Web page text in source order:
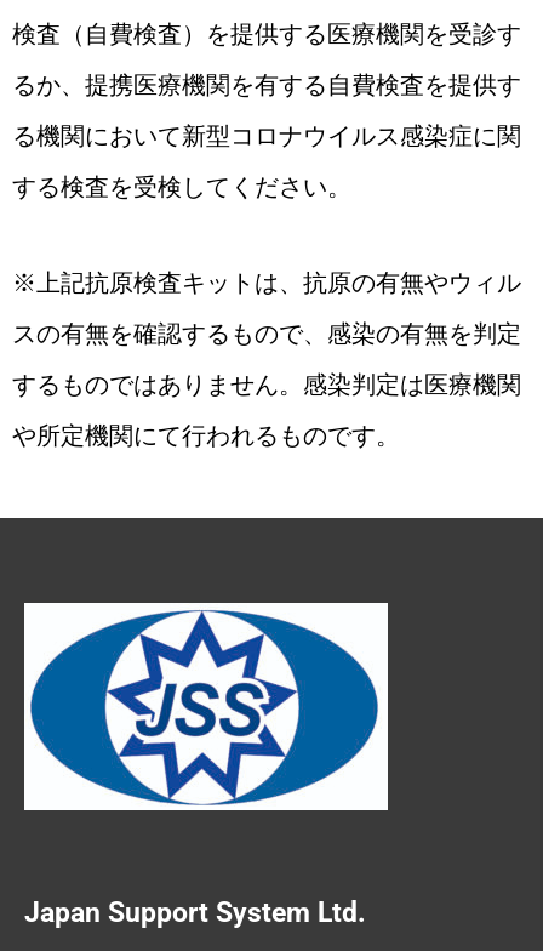
検査（自費検査）を提供する医療機関を受診す
るか、提携医療機関を有する自費検査を提供す
る機関において新型コロナウイルス感染症に関
する検査を受検してください。
※上記抗原検査キットは、抗原の有無やウィル
スの有無を確認するもので、感染の有無を判定
するものではありません。 感染判定は医療機関
や所定機関にて行われるものです。
Japan Support System Ltd.